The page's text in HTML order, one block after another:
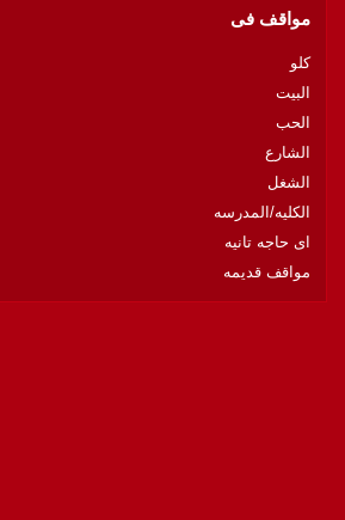
مواقف فى
كلو
البيت
الحب
الشارع
الشغل
الكليه/المدرسه
اى حاجه تانيه
مواقف قديمه